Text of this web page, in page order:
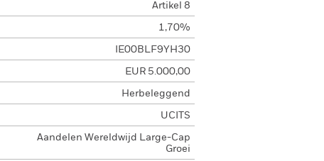
Artikel 8
1,70%
IE00BLF9YH30
EUR 5.000,00
Herbeleggend
UCITS
Aandelen Wereldwijd Large-Cap
Groei